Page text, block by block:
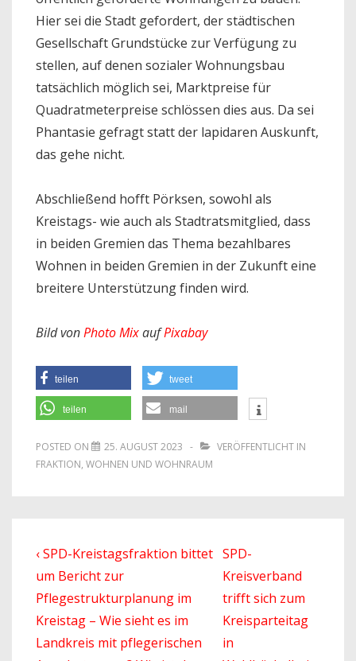
Hier sei die Stadt gefordert, der städtischen
Gesellschaft Grundstücke zur Verfügung zu
stellen, auf denen sozialer Wohnungsbau
tatsächlich möglich sei, Marktpreise für
Quadratmeterpreise schlössen dies aus. Da sei
Phantasie gefragt statt der lapidaren Auskunft,
das gehe nicht.
Abschließend hofft Pörksen, sowohl als
Kreistags- wie auch als Stadtratsmitglied, dass
in beiden Gremien das Thema bezahlbares
Wohnen in beiden Gremien in der Zukunft eine
breitere Unterstützung finden wird.
Bild vonPhoto MixaufPixabay
teilen tweet
teilen mail
POSTED ON 25. AUGUST 2023
VERÖFFENTLICHT IN
FRAKTION, WOHNEN UND WOHNRAUM
Beitragsnavigation
Previous
Post
is
‹ SPD-Kreistagsfraktion bittet
um Bericht zur
Pflegestrukturplanung im
Kreistag – Wie sieht es im
Landkreis mit pflegerischen
Next
Post
is
SPD-
Kreisverband
trifft sich zum
Kreisparteitag
in